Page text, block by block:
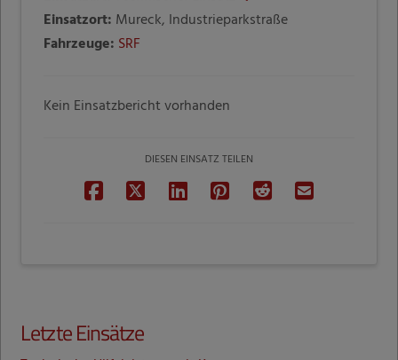
Einsatzort: Mureck, Industrieparkstraße
Fahrzeuge: SRF
Kein Einsatzbericht vorhanden
DIESEN EINSATZ TEILEN
Letzte Einsätze